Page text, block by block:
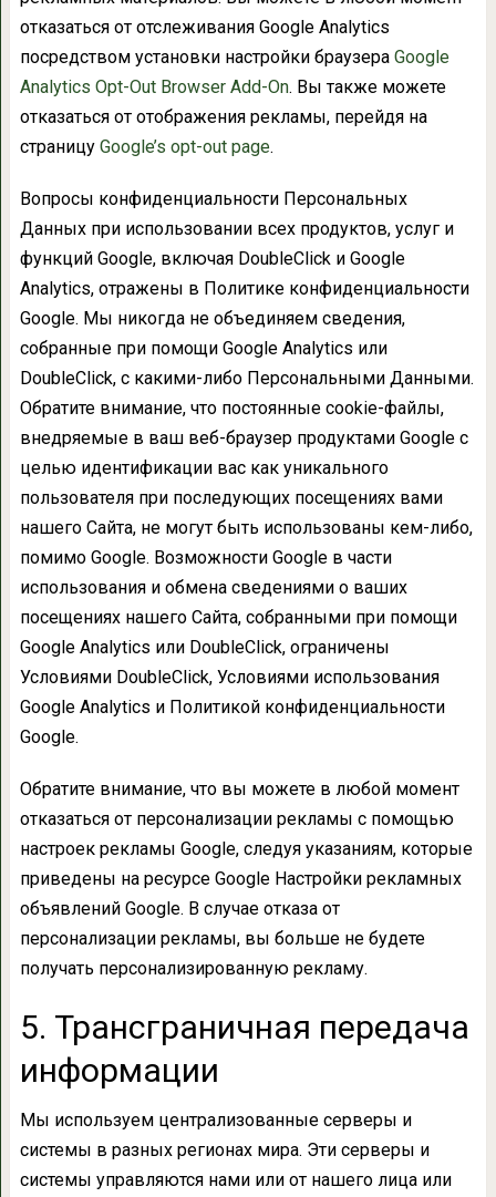
отказаться от отслеживания Google Analytics
посредством установки настройки браузера Google
Analytics Opt-Out Browser Add-On. Вы также можете
отказаться от отображения рекламы, перейдя на
страницу Google’s opt-out page.
Вопросы конфиденциальности Персональных
Данных при использовании всех продуктов, услуг и
функций Google, включая DoubleClick и Google
Analytics, отражены в Политике конфиденциальности
Google. Мы никогда не объединяем сведения,
собранные при помощи Google Analytics или
DoubleClick, с какими-либо Персональными Данными.
Обратите внимание, что постоянные cookie-файлы,
внедряемые в ваш веб-браузер продуктами Google с
целью идентификации вас как уникального
пользователя при последующих посещениях вами
нашего Сайта, не могут быть использованы кем-либо,
помимо Google. Возможности Google в части
использования и обмена сведениями о ваших
посещениях нашего Сайта, собранными при помощи
Google Analytics или DoubleClick, ограничены
Условиями DoubleClick, Условиями использования
Google Analytics и Политикой конфиденциальности
Google.
Обратите внимание, что вы можете в любой момент
отказаться от персонализации рекламы с помощью
настроек рекламы Google, следуя указаниям, которые
приведены на ресурсе Google Настройки рекламных
объявлений Google. В случае отказа от
персонализации рекламы, вы больше не будете
получать персонализированную рекламу.
5. Трансграничная передача
информации
Мы используем централизованные серверы и
системы в разных регионах мира. Эти серверы и
системы управляются нами или от нашего лица или